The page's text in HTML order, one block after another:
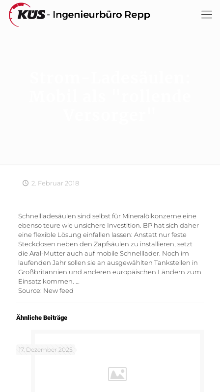
2. Februar 2018
Schnellladesäulen sind selbst für Mineralölkonzerne eine
ebenso teure wie unsichere Investition. BP hat sich daher
eine flexible Lösung einfallen lassen: Anstatt nur feste
Steckdosen neben den Zapfsäulen zu installieren, setzt
die Aral-Mutter auch auf mobile Schnelllader. Noch im
laufenden Jahr sollen sie an ausgewählten Tankstellen in
Großbritannien und anderen europäischen Ländern zum
Einsatz kommen. …
Source: New feed
Ähnliche Beiträge
17. Dezember 2025